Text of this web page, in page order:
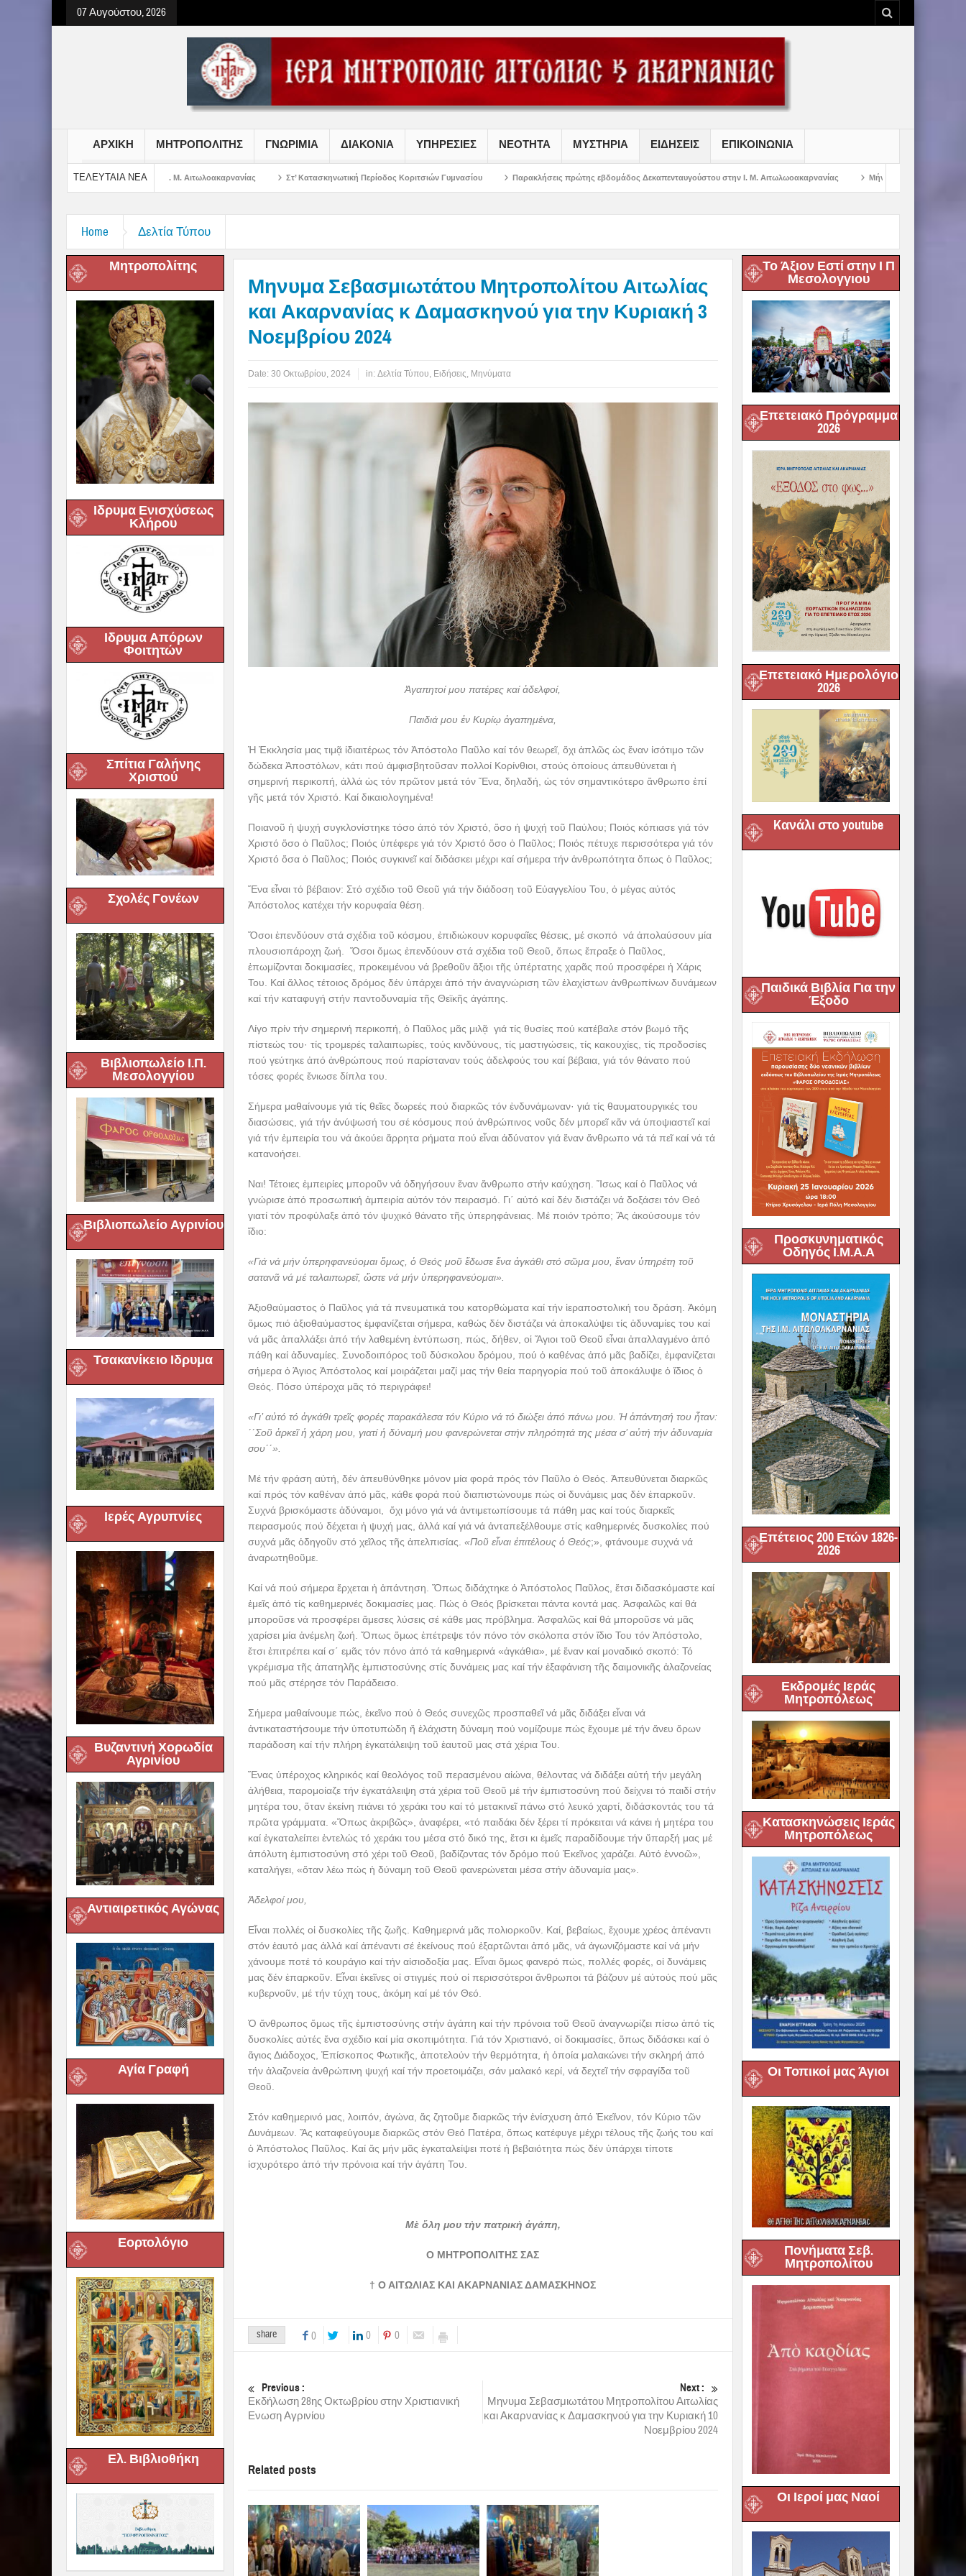
07 Αυγούστου, 2026
ΑΡΧΙΚΗ ΜΗΤΡΟΠΟΛΙΤΗΣ ΓΝΩΡΙΜΙΑ ΔΙΑΚΟΝΙΑ ΥΠΗΡΕΣΙΕΣ ΝΕΟΤΗΤΑ ΜΥΣΤΗΡΙΑ ΕΙΔΗΣΕΙΣ ΕΠΙΚΟΙΝΩΝΙΑ
ΤΕΛΕΥΤΑΙΑ ΝΕΑ
Χριστού στην Ι. Μ. Αιτωλοακαρνανίας Στ’ Κατασκηνωτική Περίοδος Κοριτσιών Γυμνασίου Παρακλήσεις πρώτης εβδομάδος Δεκαπενταυγούστου στην Ι. Μ. Αιτωλωοακαρνανίας Μήνυμα Σεβασμιωτάτου Μητροπολίτου
Home Δελτία Τύπου
Μητροπολίτης
Ιδρυμα Ενισχύσεως
Κλήρου
Ιδρυμα Απόρων
Φοιτητών
Σπίτια Γαλήνης
Χριστού
Σχολές Γονέων
Βιβλιοπωλείο Ι.Π.
Μεσολογγίου
Βιβλιοπωλείο Αγρινίου
Τσακανίκειο Ιδρυμα
Ιερές Αγρυπνίες
Βυζαντινή Χορωδία
Αγρινίου
Αντιαιρετικός Αγώνας
Αγία Γραφή
Εορτολόγιο
Ελ. Βιβλιοθήκη
Μηνυμα Σεβασμιωτάτου Μητροπολίτου Αιτωλίας
και Ακαρνανίας κ Δαμασκηνού για την Κυριακή 3
Νοεμβρίου 2024
Date: 30 Οκτωβρίου, 2024 in: Δελτία Τύπου, Ειδήσεις, Μηνύματα
Ἀγαπητοί μου πατέρες καί ἀδελφοί,
Παιδιά μου ἐν Κυρίῳ ἀγαπημένα,
Ἡ Ἐκκλησία μας τιμᾷ ἰδιαιτέρως τόν Ἀπόστολο Παῦλο καί τόν θεωρεῖ, ὄχι ἁπλῶς ὡς ἕναν ἰσότιμο τῶν
δώδεκα Ἀποστόλων, κάτι πού ἀμφισβητοῦσαν πολλοί Κορίνθιοι, στούς ὁποίους ἀπευθύνεται ἡ
σημερινή περικοπή, ἀλλά ὡς τόν πρῶτον μετά τόν Ἕνα, δηλαδή, ὡς τόν σημαντικότερο ἄνθρωπο ἐπί
γῆς μετά τόν Χριστό. Καί δικαιολογημένα!
Ποιανοῦ ἡ ψυχή συγκλονίστηκε τόσο ἀπό τόν Χριστό, ὅσο ἡ ψυχή τοῦ Παύλου; Ποιός κόπιασε γιά τόν
Χριστό ὅσο ὁ Παῦλος; Ποιός ὑπέφερε γιά τόν Χριστό ὅσο ὁ Παῦλος; Ποιός πέτυχε περισσότερα γιά τόν
Χριστό ὅσα ὁ Παῦλος; Ποιός συγκινεῖ καί διδάσκει μέχρι καί σήμερα τήν ἀνθρωπότητα ὅπως ὁ Παῦλος;
Ἕνα εἶναι τό βέβαιον: Στό σχέδιο τοῦ Θεοῦ γιά τήν διάδοση τοῦ Εὐαγγελίου Του, ὁ μέγας αὐτός
Ἀπόστολος κατέχει τήν κορυφαία θέση.
Ὅσοι ἐπενδύουν στά σχέδια τοῦ κόσμου, ἐπιδιώκουν κορυφαῖες θέσεις, μέ σκοπό νά ἀπολαύσουν μία
πλουσιοπάροχη ζωή. Ὅσοι ὅμως ἐπενδύουν στά σχέδια τοῦ Θεοῦ, ὅπως ἔπραξε ὁ Παῦλος,
ἐπωμίζονται δοκιμασίες, προκειμένου νά βρεθοῦν ἄξιοι τῆς ὑπέρτατης χαρᾶς πού προσφέρει ἡ Χάρις
Του. Καί ἄλλος τέτοιος δρόμος δέν ὑπάρχει ἀπό τήν ἀναγνώριση τῶν ἐλαχίστων ἀνθρωπίνων δυνάμεων
καί τήν καταφυγή στήν παντοδυναμία τῆς Θεϊκῆς ἀγάπης.
Λίγο πρίν τήν σημερινή περικοπή, ὁ Παῦλος μᾶς μιλᾷ γιά τίς θυσίες πού κατέβαλε στόν βωμό τῆς
πίστεώς του· τίς τρομερές ταλαιπωρίες, τούς κινδύνους, τίς μαστιγώσεις, τίς κακουχίες, τίς προδοσίες
πού γεύτηκε ἀπό ἀνθρώπους πού παρίσταναν τούς ἀδελφούς του καί βέβαια, γιά τόν θάνατο πού
τόσες φορές ἔνιωσε δίπλα του.
Σήμερα μαθαίνουμε γιά τίς θεῖες δωρεές πού διαρκῶς τόν ἐνδυνάμωναν· γιά τίς θαυματουργικές του
διασώσεις, γιά τήν ἀνύψωσή του σέ κόσμους πού ἀνθρώπινος νοῦς δέν μπορεῖ κἄν νά ὑποψιαστεῖ καί
γιά τήν ἐμπειρία του νά ἀκούει ἄρρητα ρήματα πού εἶναι ἀδύνατον γιά ἕναν ἄνθρωπο νά τά πεῖ καί νά τά
κατανοήσει.
Ναι! Τέτοιες ἐμπειρίες μποροῦν νά ὁδηγήσουν ἕναν ἄνθρωπο στήν καύχηση. Ἴσως καί ὁ Παῦλος νά
γνώρισε ἀπό προσωπική ἀμπειρία αὐτόν τόν πειρασμό. Γι΄ αὐτό καί δέν διστάζει νά δοξάσει τόν Θεό
γιατί τόν προφύλαξε ἀπό τόν ψυχικό θάνατο τῆς ὑπερηφάνειας. Μέ ποιόν τρόπο; Ἄς ἀκούσουμε τόν
ἴδιο:
«Γιά νά μήν ὑπερηφανεύομαι ὅμως, ὁ Θεός μοῦ ἔδωσε ἕνα ἀγκάθι στό σῶμα μου, ἕναν ὑπηρέτη τοῦ
σατανᾶ νά μέ ταλαιπωρεῖ, ὥστε νά μήν ὑπερηφανεύομαι».
Ἀξιοθαύμαστος ὁ Παῦλος γιά τά πνευματικά του κατορθώματα καί τήν ἱεραποστολική του δράση. Ἀκόμη
ὅμως πιό ἀξιοθαύμαστος ἐμφανίζεται σήμερα, καθώς δέν διστάζει νά ἀποκαλύψει τίς ἀδυναμίες του καί
νά μᾶς ἀπαλλάξει ἀπό τήν λαθεμένη ἐντύπωση, πώς, δήθεν, οἱ Ἅγιοι τοῦ Θεοῦ εἶναι ἀπαλλαγμένο ἀπό
πάθη καί ἀδυναμίες. Συνοδοιπόρος τοῦ δύσκολου δρόμου, πού ὁ καθένας ἀπό μᾶς βαδίζει, ἐμφανίζεται
σήμερα ὁ Άγιος Ἀπόστολος καί μοιράζεται μαζί μας τήν θεία παρηγορία πού τοῦ ἀποκάλυψε ὁ ἴδιος ὁ
Θεός. Πόσο ὑπέροχα μᾶς τό περιγράφει!
«Γι’ αὐτό τό ἀγκάθι τρεῖς φορές παρακάλεσα τόν Κύριο νά τό διώξει ἀπό πάνω μου. Ἡ ἀπάντησή του ἦταν:
΄΄Σοῦ ἀρκεῖ ἡ χάρη μου, γιατί ἡ δύναμή μου φανερώνεται στήν πληρότητά της μέσα σ’ αὐτή τήν ἀδυναμία
σου΄΄».
Μέ τήν φράση αὐτή, δέν ἀπευθύνθηκε μόνον μία φορά πρός τόν Παῦλο ὁ Θεός. Ἀπευθύνεται διαρκῶς
καί πρός τόν καθέναν ἀπό μᾶς, κάθε φορά πού διαπιστώνουμε πώς οἱ δυνάμεις μας δέν ἐπαρκοῦν.
Συχνά βρισκόμαστε ἀδύναμοι, ὄχι μόνο γιά νά ἀντιμετωπίσουμε τά πάθη μας καί τούς διαρκεῖς
πειρασμούς πού δέχεται ἡ ψυχή μας, ἀλλά καί γιά νά ἀνταπεξέλθουμε στίς καθημερινές δυσκολίες πού
συχνά μᾶς ὁδηγοῦν στό χεῖλος τῆς ἀπελπισίας. «Ποῦ εἶναι ἐπιτέλους ὁ Θεός;», φτάνουμε συχνά νά
ἀναρωτηθοῦμε.
Καί νά πού σήμερα ἔρχεται ἡ ἀπάντηση. Ὅπως διδάχτηκε ὁ Ἀπόστολος Παῦλος, ἔτσι διδασκόμαστε καί
ἐμεῖς ἀπό τίς καθημερινές δοκιμασίες μας. Πώς ὁ Θεός βρίσκεται πάντα κοντά μας. Ἀσφαλῶς καί θά
μποροῦσε νά προσφέρει ἄμεσες λύσεις σέ κάθε μας πρόβλημα. Ἀσφαλῶς καί θά μποροῦσε νά μᾶς
χαρίσει μία ἀνέμελη ζωή. Ὅπως ὅμως ἐπέτρεψε τόν πόνο τόν σκόλοπα στόν ἴδιο Του τόν Ἀπόστολο,
ἔτσι ἐπιτρέπει καί σ΄ εμᾶς τόν πόνο ἀπό τά καθημερινά «ἀγκάθια», μέ ἕναν καί μοναδικό σκοπό: Τό
γκρέμισμα τῆς ἀπατηλῆς ἐμπιστοσύνης στίς δυνάμεις μας καί τήν ἐξαφάνιση τῆς δαιμονικῆς ἀλαζονείας
πού μᾶς στέρησε τόν Παράδεισο.
Σήμερα μαθαίνουμε πώς, ἐκεῖνο πού ὁ Θεός συνεχῶς προσπαθεῖ νά μᾶς διδάξει εἶναι νά
ἀντικαταστήσουμε τήν ὑποτυπώδη ἤ ἐλάχιστη δύναμη πού νομίζουμε πώς ἔχουμε μέ τήν ἄνευ ὅρων
παράδοση καί τήν πλήρη ἐγκατάλειψη τοῦ ἑαυτοῦ μας στά χέρια Του.
Ἕνας ὑπέροχος κληρικός καί θεολόγος τοῦ περασμένου αἰώνα, θέλοντας νά διδάξει αὐτή τήν μεγάλη
ἀλήθεια, παρομοίαζε τήν ἐγκατάλειψη στά χέρια τοῦ Θεοῦ μέ τήν ἐμπιστοσύνη πού δείχνει τό παιδί στήν
μητέρα του, ὅταν ἐκείνη πιάνει τό χεράκι του καί τό μετακινεῖ πάνω στό λευκό χαρτί, διδάσκοντάς του τά
πρῶτα γράμματα. «Ὅπως ἀκριβῶς», ἀναφέρει, «τό παιδάκι δέν ξέρει τί πρόκειται νά κάνει ἡ μητέρα του
καί ἐγκαταλείπει ἐντελώς τό χεράκι του μέσα στό δικό της, ἔτσι κι ἐμεῖς παραδίδουμε τήν ὕπαρξή μας μέ
ἀπόλυτη ἐμπιστοσύνη στό χέρι τοῦ Θεοῦ, βαδίζοντας τόν δρόμο πού Ἐκεῖνος χαράζει. Αὐτό ἐννοῶ»,
καταλήγει, «ὅταν λέω πώς ἡ δύναμη τοῦ Θεοῦ φανερώνεται μέσα στήν ἀδυναμία μας».
Ἀδελφοί μου,
Εἶναι πολλές οἱ δυσκολίες τῆς ζωῆς. Καθημερινά μᾶς πολιορκοῦν. Καί, βεβαίως, ἔχουμε χρέος ἀπέναντι
στόν ἑαυτό μας ἀλλά καί ἀπέναντι σέ ἐκείνους πού ἐξαρτῶνται ἀπό μᾶς, νά ἀγωνιζόμαστε καί νά μήν
χάνουμε ποτέ τό κουράγιο καί τήν αἰσιοδοξία μας. Εἶναι ὅμως φανερό πώς, πολλές φορές, οἱ δυνάμεις
μας δέν ἐπαρκοῦν. Εἶναι ἐκεῖνες οἱ στιγμές πού οἱ περισσότεροι ἄνθρωποι τά βάζουν μέ αὐτούς πού μᾶς
κυβερνοῦν, μέ τήν τύχη τους, ἀκόμη καί μέ τόν Θεό.
Ὁ ἄνθρωπος ὅμως τῆς ἐμπιστοσύνης στήν ἀγάπη καί τήν πρόνοια τοῦ Θεοῦ ἀναγνωρίζει πίσω ἀπό τίς
δυσκολίες αὐτές ἕνα σχέδιο καί μία σκοπιμότητα. Γιά τόν Χριστιανό, οἱ δοκιμασίες, ὅπως διδάσκει καί ὁ
ἅγιος Διάδοχος, Ἐπίσκοπος Φωτικῆς, ἀποτελούν τήν θερμότητα, ἡ ὁποία μαλακώνει τήν σκληρή ἀπό
τήν ἀλαζονεία ἀνθρώπινη ψυχή καί τήν προετοιμάζει, σάν μαλακό κερί, νά δεχτεῖ τήν σφραγίδα τοῦ
Θεοῦ.
Στόν καθημερινό μας, λοιπόν, ἀγώνα, ἄς ζητοῦμε διαρκῶς τήν ἐνίσχυση ἀπό Ἐκεῖνον, τόν Κύριο τῶν
Δυνάμεων. Ἄς καταφεύγουμε διαρκῶς στόν Θεό Πατέρα, ὅπως κατέφυγε μέχρι τέλους τῆς ζωής του καί
ὁ Ἀπόστολος Παῦλος. Καί ἄς μήν μᾶς ἐγκαταλείψει ποτέ ἡ βεβαιότητα πώς δέν ὑπάρχει τίποτε
ἰσχυρότερο ἀπό τήν πρόνοια καί τήν ἀγάπη Του.
Μὲ ὅλη μου τὴν πατρικὴ ἀγάπη,
Ο ΜΗΤΡΟΠΟΛΙΤΗΣ ΣΑΣ
† Ο ΑΙΤΩΛΙΑΣ ΚΑΙ ΑΚΑΡΝΑΝΙΑΣ ΔΑΜΑΣΚΗΝΟΣ
share 0 0 0
Previous :
Εκδήλωση 28ης Οκτωβρίου στην Χριστιανική
Ενωση Αγρινίου
Next :
Μηνυμα Σεβασμιωτάτου Μητροπολίτου Αιτωλίας
και Ακαρνανίας κ Δαμασκηνού για την Κυριακή 10
Νοεμβρίου 2024
Related posts
Το Άξιον Εστί στην Ι Π
Μεσολογγιου
Επετειακό Πρόγραμμα
2026
Επετειακό Ημερολόγιο
2026
Kανάλι στο youtube
Παιδικά Βιβλία Για την
Έξοδο
Προσκυνηματικός
Οδηγός Ι.Μ.Α.Α
Επέτειος 200 Ετών 1826-
2026
Εκδρομές Ιεράς
Μητροπόλεως
Κατασκηνώσεις Ιεράς
Μητροπόλεως
Οι Τοπικοί μας Άγιοι
Πονήματα Σεβ.
Μητροπολίτου
Οι Ιεροί μας Ναοί